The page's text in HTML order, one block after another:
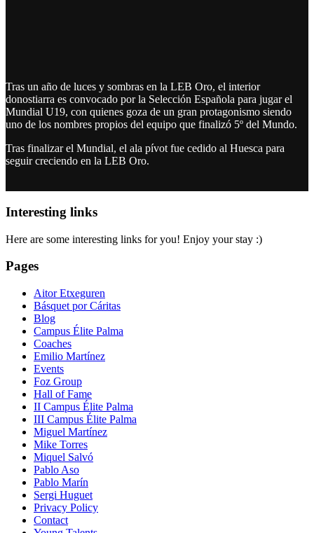
Tras un año de luces y sombras en la LEB Oro, el interior
donostiarra es convocado por la Selección Española para jugar el
Mundial U19, con quienes goza de un gran protagonismo siendo
uno de los nombres propios del equipo que finalizó 5º del Mundo.
Tras finalizar el Mundial, el ala pívot fue cedido al Huesca para
seguir creciendo en la LEB Oro.
Interesting links
Here are some interesting links for you! Enjoy your stay :)
Pages
Aitor Etxeguren
Básquet por Cáritas
Blog
Campus Élite Palma
Coaches
Emilio Martínez
Events
Foz Group
Hall of Fame
II Campus Élite Palma
III Campus Élite Palma
Miguel Martínez
Mike Torres
Miquel Salvó
Pablo Aso
Pablo Marín
Sergi Huguet
Privacy Policy
Contact